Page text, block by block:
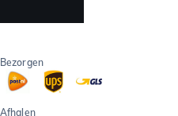
Bezorgen
Afhalen